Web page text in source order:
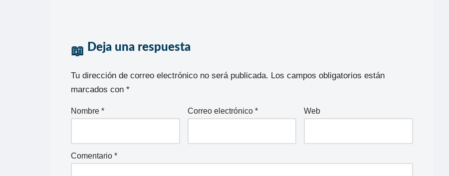
Deja una respuesta
Tu dirección de correo electrónico no será publicada. Los campos obligatorios están
marcados con *
Nombre * Correo electrónico * Web
Comentario *